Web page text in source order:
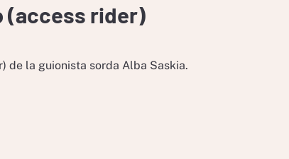
(access rider)
de la guionista sorda Alba Saskia.